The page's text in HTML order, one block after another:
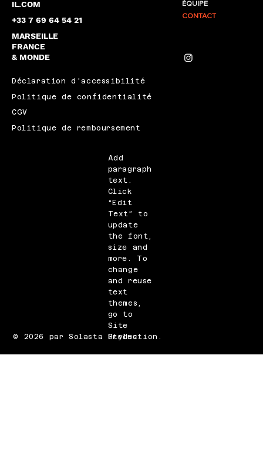
IL.COM
+33 7 69 64 54 21
MARSEILLE
FRANCE
& MONDE
ÉQUIPE
CONTACT
Déclaration d'accessibilité
Politique de confidentialité
CGV
Politique de remboursement
© 2026 par Solasta Production.
Add
paragraph
text.
Click
“Edit
Text” to
update
the font,
size and
more. To
change
and reuse
text
themes,
go to
Site
Styles.